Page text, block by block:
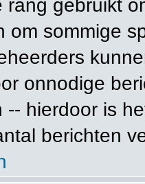
rang gebruikt
om sommige
onnodige
-- hierdoor is
berichten